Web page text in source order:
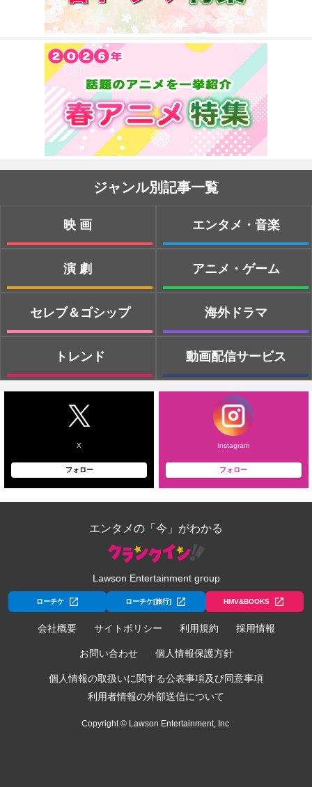
ジャンル別記事一覧
映画
演劇
セレブ＆ゴシップ
トレンド
エンタメ・音楽
アニメ・ゲーム
海外ドラマ
動画配信サービス
X
フォロー
Instagram
フォロー
エンタメの「今」がわかる
Lawson Entertainment group
ローチケ ローチケ[旅行] HMV&BOOKS
会社概要 サイトポリシー 利用規約 採用情報
お問い合わせ 個人情報保護方針
個人情報の取扱いに関する公表事項及び同意事項
利用者情報の外部送信について
Copyright © Lawson Entertainment, Inc.